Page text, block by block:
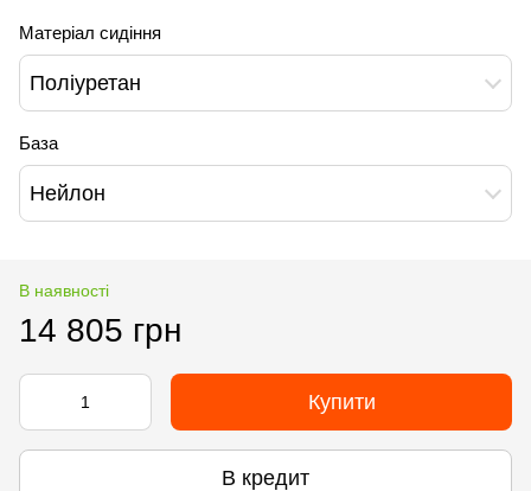
Матеріал сидіння
Поліуретан
База
Нейлон
В наявності
14 805 грн
Купити
В кредит